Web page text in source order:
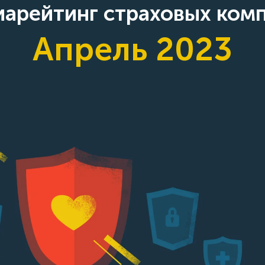
страховых
Апрель 2023